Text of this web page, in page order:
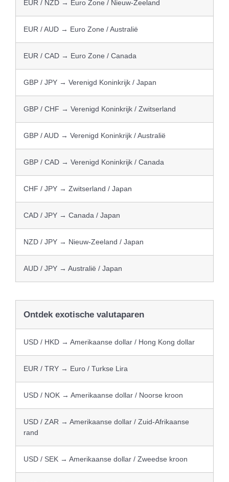
EUR / NZD → Euro Zone / Nieuw-Zeeland
EUR / AUD → Euro Zone / Australië
EUR / CAD → Euro Zone / Canada
GBP / JPY → Verenigd Koninkrijk / Japan
GBP / CHF → Verenigd Koninkrijk / Zwitserland
GBP / AUD → Verenigd Koninkrijk / Australië
GBP / CAD → Verenigd Koninkrijk / Canada
CHF / JPY → Zwitserland / Japan
CAD / JPY → Canada / Japan
NZD / JPY → Nieuw-Zeeland / Japan
AUD / JPY → Australië / Japan
Ontdek exotische valutaparen
USD / HKD → Amerikaanse dollar / Hong Kong dollar
EUR / TRY → Euro / Turkse Lira
USD / NOK → Amerikaanse dollar / Noorse kroon
USD / ZAR → Amerikaanse dollar / Zuid-Afrikaanse
rand
USD / SEK → Amerikaanse dollar / Zweedse kroon